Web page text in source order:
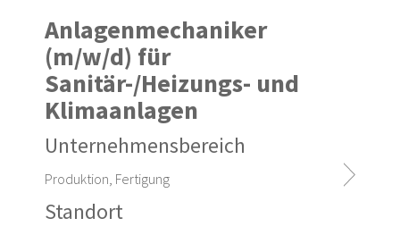
Unternehmensbereich
Produktion, Fertigung
Finanz-/Rechnungswesen
Sonstiges
Material-/Fertigungswirtschaft
Instandhaltung
Anlagenmechaniker
(m/w/d) für
Sanitär-/Heizungs- und
Klimaanlagen
Unternehmensbereich
Produktion, Fertigung
Standort